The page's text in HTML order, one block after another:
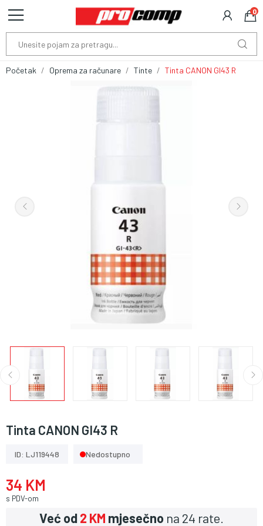
0
Početak Oprema za računare Tinte Tinta CANON GI43 R
Tinta CANON GI43 R
ID: LJ119448 Nedostupno
34 KM
s PDV-om
Već od2 KM mjesečno na 24 rate.